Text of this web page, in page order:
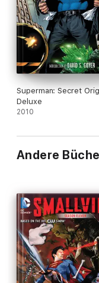
Superman: Secret
Deluxe
2010
Andere